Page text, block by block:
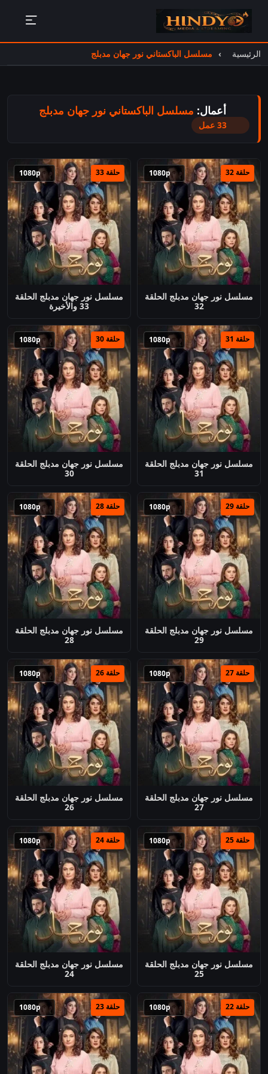
الرئيسية مسلسل الباكستاني نور جهان مدبلج
أعمال: مسلسل الباكستاني نور جهان مدبلج
حلقة 32 1080p
مسلسل نور جهان مدبلج الحلقة
32
حلقة 33 1080p
مسلسل نور جهان مدبلج الحلقة
33 والأخيرة
حلقة 31 1080p
مسلسل نور جهان مدبلج الحلقة
31
حلقة 30 1080p
مسلسل نور جهان مدبلج الحلقة
30
حلقة 29 1080p
مسلسل نور جهان مدبلج الحلقة
29
حلقة 28 1080p
مسلسل نور جهان مدبلج الحلقة
28
حلقة 27 1080p
مسلسل نور جهان مدبلج الحلقة
27
حلقة 26 1080p
مسلسل نور جهان مدبلج الحلقة
26
حلقة 25 1080p
مسلسل نور جهان مدبلج الحلقة
25
حلقة 24 1080p
مسلسل نور جهان مدبلج الحلقة
24
حلقة 22 1080p حلقة 23 1080p